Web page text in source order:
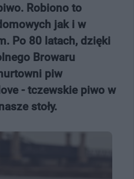
Robiono to
jak i w
Po 80 latach, dzięki
Browaru
piw
- tczewskie piwo w
stoły.